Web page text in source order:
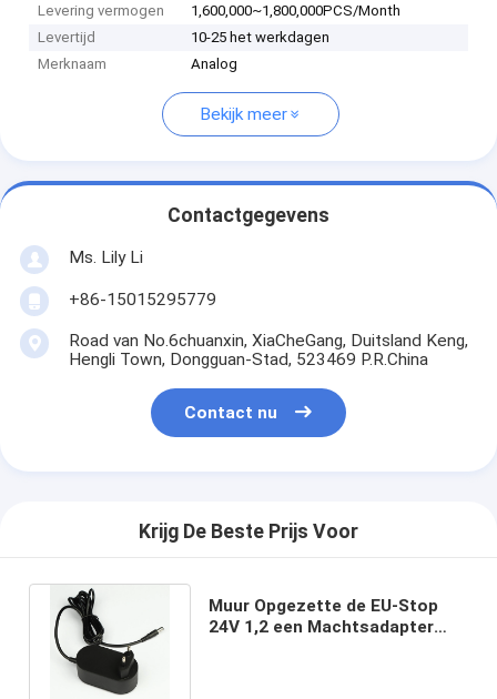
Levering vermogen
1,600,000~1,800,000PCS/Month
Levertijd
10-25 het werkdagen
Merknaam
Analog
Bekijk meer
Contactgegevens
Ms. Lily Li
+86-15015295779
Road van No.6chuanxin, XiaCheGang, Duitsland Keng,
Hengli Town, Dongguan-Stad, 523469 P.R.China
Contact nu
Krijg De Beste Prijs Voor
Muur Opgezette de EU-Stop
24V 1,2 een Machtsadapter